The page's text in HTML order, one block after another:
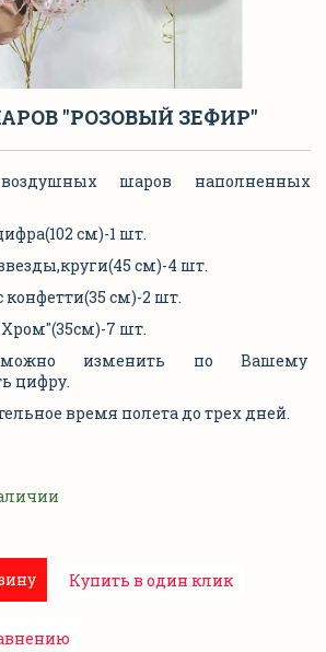
"РОЗОВЫЙ ЗЕФИР"
шаров наполненных
см)-1 шт.
см)-4 шт.
см)-2 шт.
7 шт.
изменить по Вашему
цифру.
время полета до трех дней.
Купить в один клик